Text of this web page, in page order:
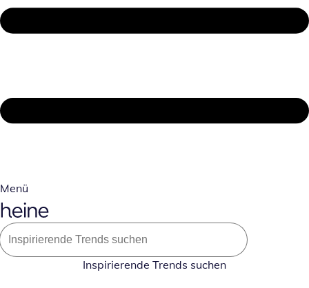
Menü
Inspirierende Trends suchen